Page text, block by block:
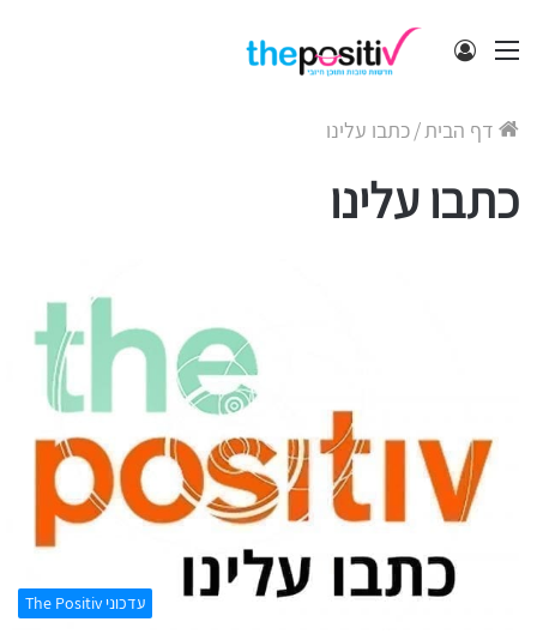
תפריט התחבר
דף הבית/כתבו עלינו
כתבו עלינו
עדכוני The Positiv